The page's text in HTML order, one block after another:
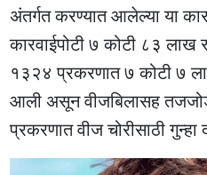
अंतर्गत करण्यात आलेल्या या
कारवाईपोटी ७ कोटी ८३
१३२४ प्रकरणात ७ कोटी ७
आली असून वीजबिलासह
प्रकरणात वीज चोरीसाठी